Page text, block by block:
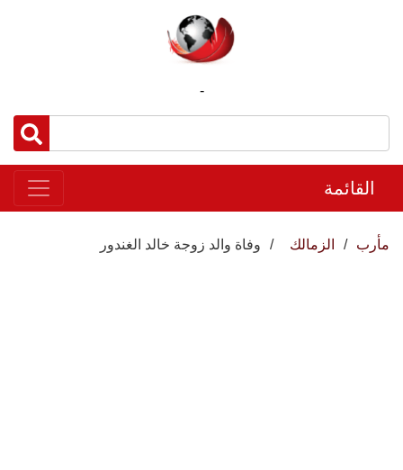
-
القائمة
مأرب الزمالك وفاة والد زوجة خالد الغندور